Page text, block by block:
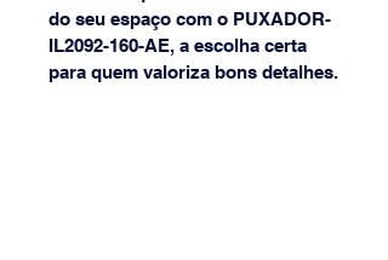
do seu espaço com o PUXADOR-
IL2092-160-AE, a escolha certa
para quem valoriza bons detalhes.